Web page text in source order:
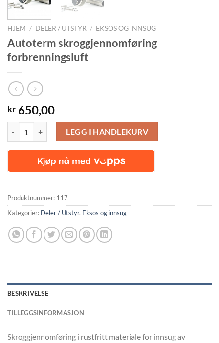
HJEM / DELER / UTSTYR / EKSOS OG INNSUG
Autoterm skroggjennomføring
forbrenningsluft
kr 650,00
LEGG I HANDLEKURV
Produktnummer: 117
Kategorier: Deler / Utstyr, Eksos og innsug
BESKRIVELSE
TILLEGGSINFORMASJON
Skroggjennomføring i rustfritt materiale for innsug av